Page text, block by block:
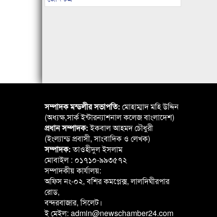
সম্পাদক মন্ডলীর সভাপতি: মোহাম্মাদ মহি উদ্দিন
(অধ্যক্ষ,সার্ক ইন্টারন্যাশনাল কলেজ বাংলাদেশ)
প্রধান সম্পাদক:ইকবাল আহমদ চৌধুরী
(ইংল্যান্ড প্রবাসী, সাংবাদিক ও লেখক)
সম্পাদক:তাওহীদুল ইসলাম
মোবাইল : ০১৭১০-৯৯৩৫৭২
সম্পাদকীয় কার্যালয়:
অফিস নং-০২, বশির কমপ্লেক্স, লালদিঘীরপার
রোড,
বন্দরবাজার, সিলেট।
ই মেইল: admin@newschamber24.com